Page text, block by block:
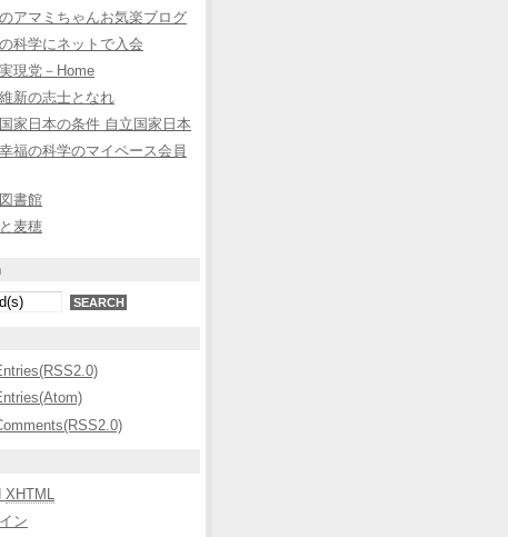
アマミちゃんお気楽ブログ
科学にネットで入会
現党－Home
新の志士となれ
家日本の条件 自立国家日本
福の科学のマイペース会員
書館
麦穂
XHTML
ン